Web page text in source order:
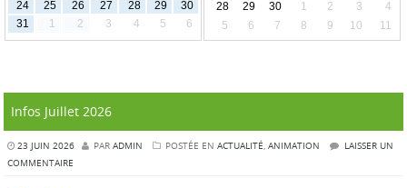
24
25 26 27 28 29
30
31
1 2 3 4 5 6
28
29 30 1 2 3
4
5
6 7 8 9 10 11
Infos Juillet 2026
23 JUIN 2026 PAR ADMIN POSTÉE EN ACTUALITÉ, ANIMATION
LAISSER UN
COMMENTAIRE